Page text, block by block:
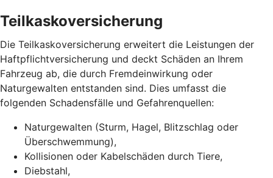
Teilkaskoversicherung
Die Teilkaskoversicherung erweitert die Leistungen der
Haftpflichtversicherung und deckt Schäden an Ihrem
Fahrzeug ab, die durch Fremdeinwirkung oder
Naturgewalten entstanden sind. Dies umfasst die
folgenden Schadensfälle und Gefahrenquellen:
Naturgewalten (Sturm, Hagel, Blitzschlag oder
Überschwemmung),
Kollisionen oder Kabelschäden durch Tiere,
Diebstahl,